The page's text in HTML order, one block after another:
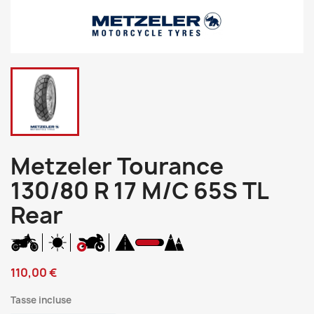
Metzeler Tourance
130/80 R 17 M/C 65S TL
Rear
110,00 €
Tasse incluse